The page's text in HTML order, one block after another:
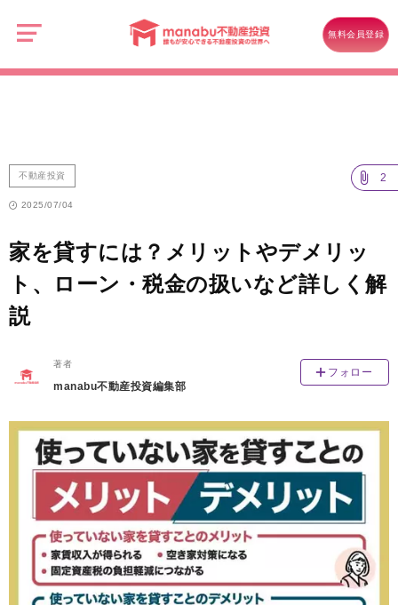
無料会員登録
家を貸すには？メリットやデメリット、ローン・税金の扱いなど詳しく
不動産投資 2
2025/07/04
家を貸すには？メリットやデメリッ
ト、ローン・税金の扱いなど詳しく解
説
著者
manabu不動産投資編集部
フォロー